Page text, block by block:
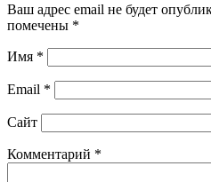
Ваш адрес email не будет
помечены *
Имя *
Email *
Сайт
Комментарий *